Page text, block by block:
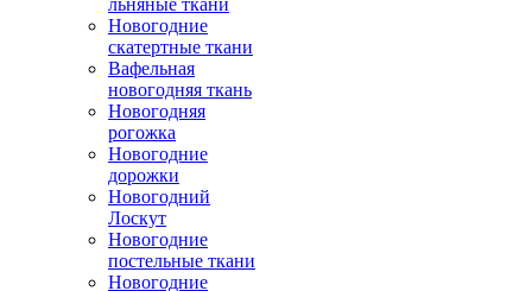
льняные ткани
Новогодние
скатертные ткани
Вафельная
новогодняя ткань
Новогодняя
рогожка
Новогодние
дорожки
Новогодний
Лоскут
Новогодние
постельные ткани
Новогодние